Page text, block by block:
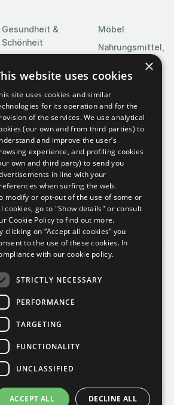
Gesundheit &
Schönheit
Heimwerkerbedarf
Kameras & Optik
Kunst &
Unterhaltung
Medien
Möbel
Nahrungsmittel,
Tabak
Religion &
Feierlichkeiten
Software
Spielzeuge &
Spiele
Sportartikel
Bedingungen & Konditionen
Cookie-Richtlinie
Datenschutzrichtlinie
IT06534300485
×
website uses cookies
site uses cookies and similar
for its operation and for the
of the services. We use analytical
(our own and from third parties) to
and improve the user’s
experience, and profiling cookies
own and third party) to send you
in line with your
when surfing the web.
modify or opt-out of the use of some or
cookies, go to "Show details" or consult
Cookie Policy to find out more.
clicking on “Accept all cookies” you
to the use of these cookies. In
with our cookie policy.
STRICTLY NECESSARY
PERFORMANCE
TARGETING
FUNCTIONALITY
UNCLASSIFIED
ACCEPT ALL DECLINE ALL